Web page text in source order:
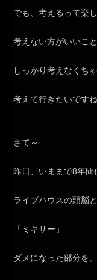
でも、考えるって楽し
考えない方がいいこ
しっかり考えなくち
考えて行きたいですね
さて～
昨日、いままで8年間
ライブハウスの頭脳
「ミキサー」
ダメになった部分を